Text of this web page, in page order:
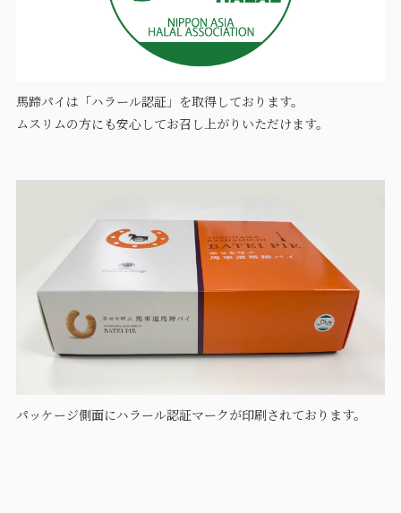
馬蹄パイは「ハラール認証」を取得しております。
ムスリムの方にも安心してお召し上がりいただけます。
パッケージ側面にハラール認証マークが印刷されております。